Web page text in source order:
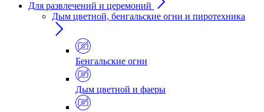
Для развлечений и церемоний
Дым цветной, бенгальские огни и пиротехника
Бенгальские огни
Дым цветной и фаеры